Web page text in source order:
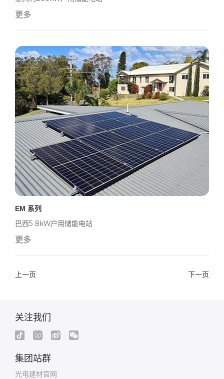
更多
EM 系列
巴西5.8kW户用储能电站
更多
上一页 下一页
关注我们
集团站群
光电建材官网